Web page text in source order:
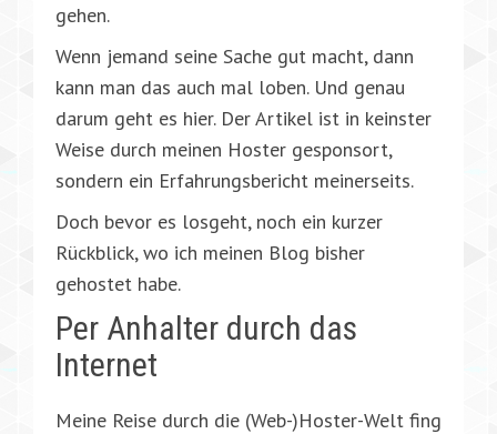
gehen.
Wenn jemand seine Sache gut macht, dann
kann man das auch mal loben. Und genau
darum geht es hier. Der Artikel ist in keinster
Weise durch meinen Hoster gesponsort,
sondern ein Erfahrungsbericht meinerseits.
Doch bevor es losgeht, noch ein kurzer
Rückblick, wo ich meinen Blog bisher
gehostet habe.
Per Anhalter durch das
Internet
Meine Reise durch die (Web-)Hoster-Welt fing